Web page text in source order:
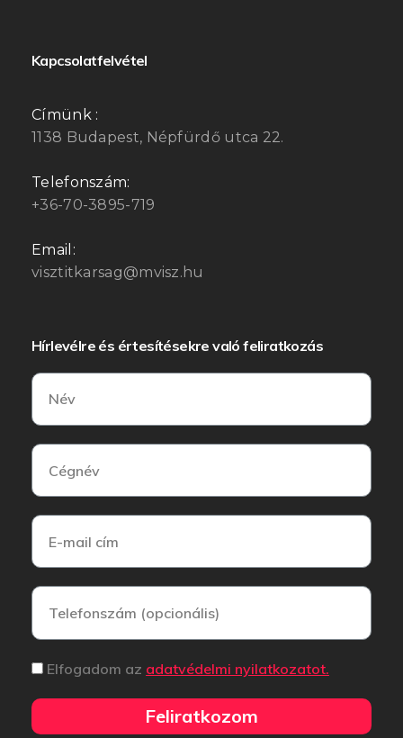
Kapcsolatfelvétel
Címünk :
1138 Budapest, Népfürdő utca 22.
Telefonszám:
+36-70-3895-719
Email:
visztitkarsag@mvisz.hu
Hírlevélre és értesítésekre való feliratkozás
Elfogadom az adatvédelmi nyilatkozatot.
Feliratkozom